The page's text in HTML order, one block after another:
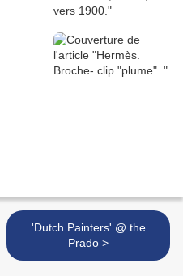
'Dutch Painters' @ the
Prado >